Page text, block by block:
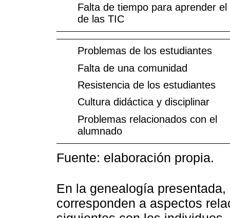
Falta de tiempo para aprender el
de las TIC
Problemas de los estudiantes
Falta de una comunidad
Resistencia de los estudiantes
Cultura didáctica y disciplinar
Problemas relacionados con el
alumnado
Fuente: elaboración propia.
En la genealogía
corresponden a aspectos